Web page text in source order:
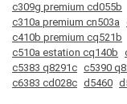
c309g premium cd055b
c310a premium cn503a
c410b premium cq521b
c510a estation cq140b
c5383 q8291c c5390
c6383 cd028c d5460